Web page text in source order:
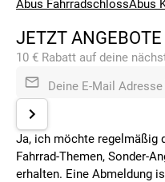
Abus FahrradschlossAbus
JETZT
10 € Rabatt auf deine
Deine E-Mail Adresse
Ja, ich möchte regelmäßig
Fahrrad-Themen, Sonder-
erhalten. Eine Abmeldung